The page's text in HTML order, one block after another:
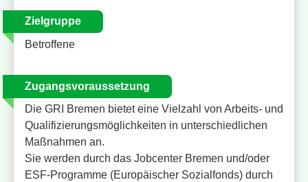
Zielgruppe
Betroffene
Zugangsvoraussetzung
Die GRI Bremen bietet eine Vielzahl von Arbeits- und
Qualifizierungsmöglichkeiten in unterschiedlichen
Maßnahmen an.
Sie werden durch das Jobcenter Bremen und/oder
ESF-Programme (Europäischer Sozialfonds) durch